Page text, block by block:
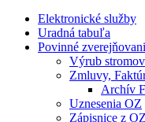
Elektronické služby
Uradná tabuľa
Povinné
Výrub
Zmluvy,
Archív
Uznesenia OZ
Zápisnice z OZ